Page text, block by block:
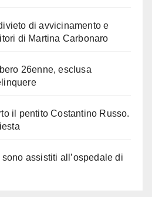
di avvicinamento e
di Martina Carbonaro
26enne, esclusa
il pentito Costantino Russo.
assistiti all’ospedale di